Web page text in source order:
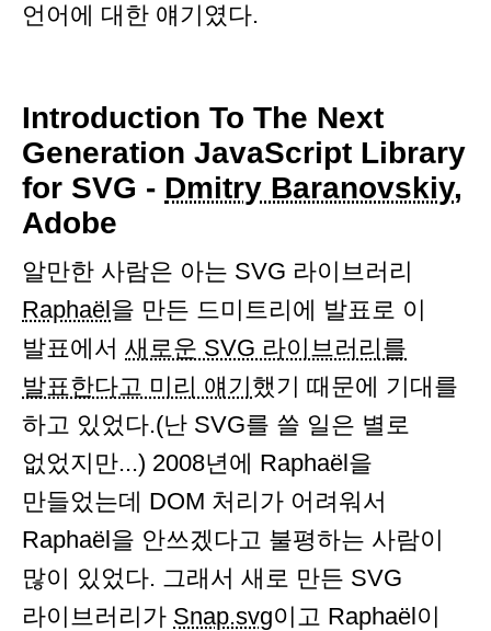
언어에 대한 얘기였다.
Introduction To The Next
Generation JavaScript Library
for SVG - Dmitry Baranovskiy,
Adobe
알만한 사람은 아는 SVG 라이브러리
Raphaël을 만든 드미트리에 발표로 이
발표에서 새로운 SVG 라이브러리를
발표한다고 미리 얘기했기 때문에 기대를
하고 있었다.(난 SVG를 쓸 일은 별로
없었지만...) 2008년에 Raphaël을
만들었는데 DOM 처리가 어려워서
Raphaël을 안쓰겠다고 불평하는 사람이
많이 있었다. 그래서 새로 만든 SVG
라이브러리가 Snap.svg이고 Raphaël이